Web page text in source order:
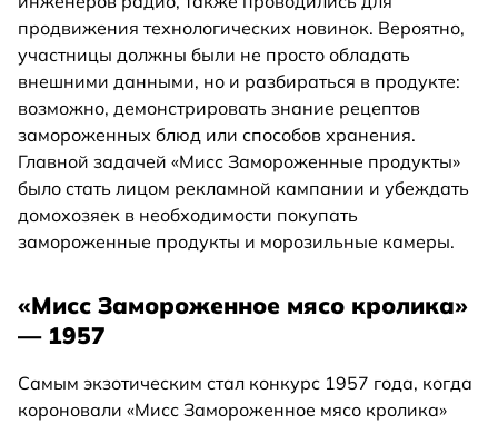
продвижения технологических новинок. Вероятно,
участницы должны были не просто обладать
внешними данными, но и разбираться в продукте:
возможно, демонстрировать знание рецептов
замороженных блюд или способов хранения.
Главной задачей «Мисс Замороженные продукты»
было стать лицом рекламной кампании и убеждать
домохозяек в необходимости покупать
замороженные продукты и морозильные камеры.
«Мисс Замороженное мясо кролика»
— 1957
Самым экзотическим стал конкурс 1957 года, когда
короновали «Мисс Замороженное мясо кролика»